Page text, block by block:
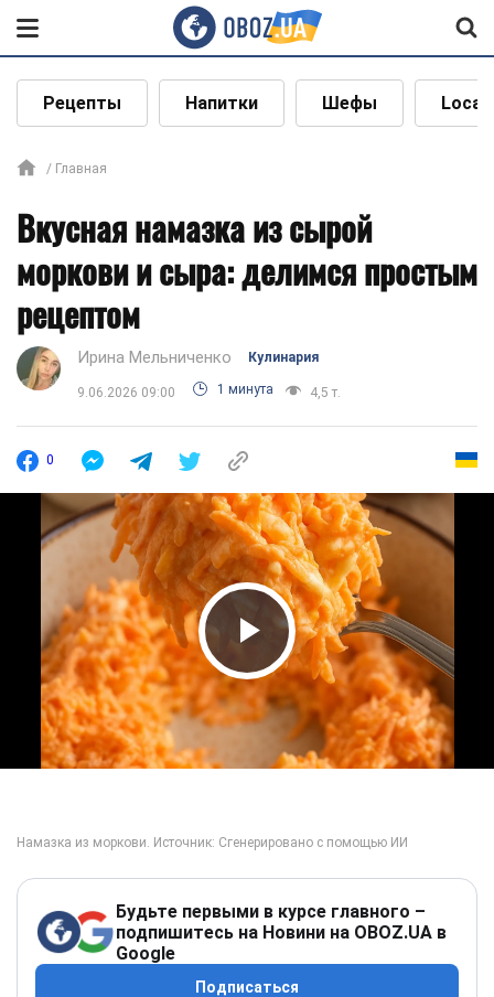
Рецепты Напитки Шефы Local
Главная
Вкусная намазка из сырой
моркови и сыра: делимся простым
рецептом
Ирина Мельниченко Кулинария
9.06.2026 09:00 1 минута 4,5 т.
0
Play Video
Будьте первыми в курсе главного –
подпишитесь на Новини на OBOZ.UA в
Google
Подписаться